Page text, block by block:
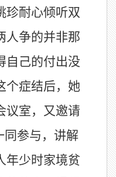
珍耐心倾听双
人争的并非那
自己的付出没
个症结后，她
议室，又邀请
同参与，讲解
年少时家境贫